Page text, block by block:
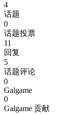
4
话题
0
话题投票
11
回复
5
话题评论
0
Galgame
0
Galgame 贡献